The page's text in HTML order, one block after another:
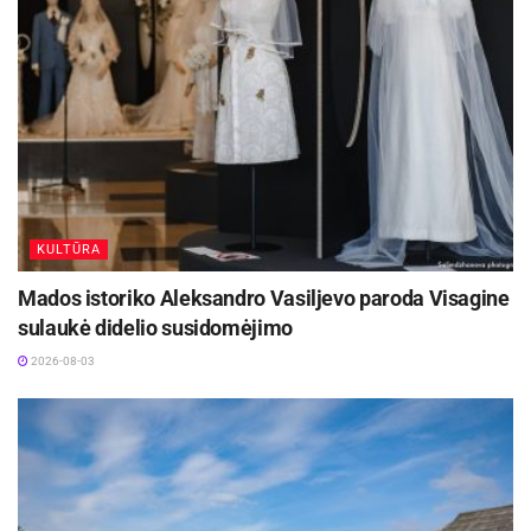
naujų knygų.
Aktualios naujienos
Festivalį „ConTempo“ Kaune uždarys sudėtingas
pasirodymas aštuonių metrų aukštyje ir piknikas
Santakoje
2026-08-05
Kėdainių kultūros centras organizuoja
pavėžėjimą prie kėdainiečių pastatyto kryžiaus
Baltijos kelyje
susijaudinimo ir džiaugsmo, dėkojo Viešajai
bibliotekai galėdama šios iškilmingos šventės
metu atidaryti savo tapybos darbų parodą.
Renginio dalyviai uždavė dailininkei klausimų,
KULTŪRA
Mados istoriko Aleksandro Vasiljevo paroda Visagine
sulaukė didelio susidomėjimo
2026-08-03